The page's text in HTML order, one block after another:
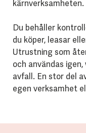
kärnverksamheten.
Du behåller
du köper, leasar
Utrustning som
och användas
avfall. En stor del
egen verksamhet